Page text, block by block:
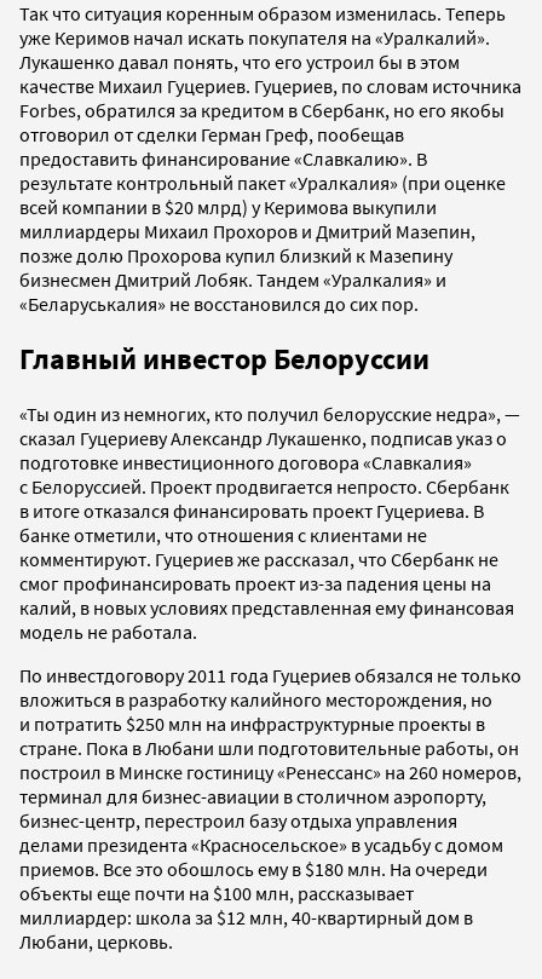
Так что ситуация коренным образом изменилась. Теперь
уже Керимов начал искать покупателя на «Уралкалий».
Лукашенко давал понять, что его устроил бы в этом
качестве Михаил Гуцериев. Гуцериев, по словам источника
Forbes, обратился за кредитом в Сбербанк, но его якобы
отговорил от сделки Герман Греф, пообещав
предоставить финансирование «Славкалию». В
результате контрольный пакет «Уралкалия» (при оценке
всей компании в $20 млрд) у Керимова выкупили
миллиардеры Михаил Прохоров и Дмитрий Мазепин,
позже долю Прохорова купил близкий к Мазепину
бизнесмен Дмитрий Лобяк. Тандем «Уралкалия» и
«Беларуськалия» не восстановился до сих пор.
Главный инвестор Белоруссии
«Ты один из немногих, кто получил белорусские недра», —
сказал Гуцериеву Александр Лукашенко, подписав указ о
подготовке инвестиционного договора «Славкалия»
с Белоруссией. Проект продвигается непросто. Сбербанк
в итоге отказался финансировать проект Гуцериева. В
банке отметили, что отношения с клиентами не
комментируют. Гуцериев же рассказал, что Сбербанк не
смог профинансировать проект из-за падения цены на
калий, в новых условиях представленная ему финансовая
модель не работала.
По инвестдоговору 2011 года Гуцериев обязался не только
вложиться в разработку калийного месторождения, но
и потратить $250 млн на инфраструктурные проекты в
стране. Пока в Любани шли подготовительные работы, он
построил в Минске гостиницу «Ренессанс» на 260 номеров,
терминал для бизнес-авиации в столичном аэропорту,
бизнес-центр, перестроил базу отдыха управления
делами президента «Красносельское» в усадьбу с домом
приемов. Все это обошлось ему в $180 млн. На очереди
объекты еще почти на $100 млн, рассказывает
миллиардер: школа за $12 млн, 40-квартирный дом в
Любани, церковь.